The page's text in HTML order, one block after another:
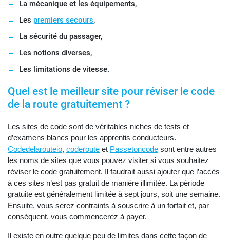
La mécanique et les équipements,
Les premiers secours,
La sécurité du passager,
Les notions diverses,
Les limitations de vitesse.
Quel est le meilleur site pour réviser le code
de la route gratuitement ?
Les sites de code sont de véritables niches de tests et
d’examens blancs pour les apprentis conducteurs.
Codedelarouteio, coderoute et Passetoncode sont entre autres
les noms de sites que vous pouvez visiter si vous souhaitez
réviser le code gratuitement. Il faudrait aussi ajouter que l’accès
à ces sites n’est pas gratuit de manière illimitée. La période
gratuite est généralement limitée à sept jours, soit une semaine.
Ensuite, vous serez contraints à souscrire à un forfait et, par
conséquent, vous commencerez à payer.
Il existe en outre quelque peu de limites dans cette façon de